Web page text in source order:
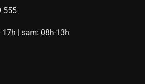
555
17h | sam: 08h-13h